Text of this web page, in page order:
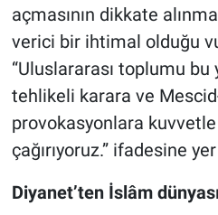
açmasının dikkate
verici bir ihtimal olduğu
“Uluslararası toplumu bu
tehlikeli karara ve
provokasyonlara kuvvetle
çağırıyoruz.” ifadesine
Diyanet’ten İslâm